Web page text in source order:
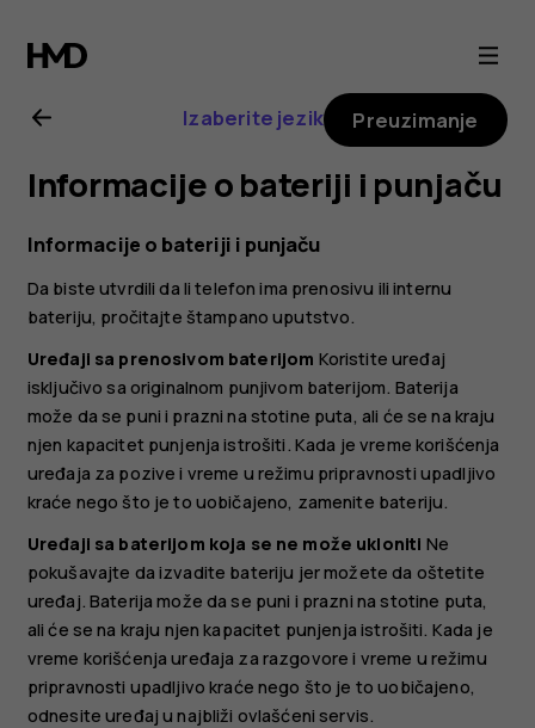
Uputstvo
za
korisnike
za
HMD
Pulse
Pro
Izaberite jezik Preuzimanje
Informacije o bateriji i punjaču
Informacije o bateriji i punjaču
Da biste utvrdili da li telefon ima prenosivu ili internu
bateriju, pročitajte štampano uputstvo.
Uređaji sa prenosivom baterijom Koristite uređaj
isključivo sa originalnom punjivom baterijom. Baterija
može da se puni i prazni na stotine puta, ali će se na kraju
njen kapacitet punjenja istrošiti. Kada je vreme korišćenja
uređaja za pozive i vreme u režimu pripravnosti upadljivo
kraće nego što je to uobičajeno, zamenite bateriju.
Uređaji sa baterijom koja se ne može ukloniti Ne
pokušavajte da izvadite bateriju jer možete da oštetite
uređaj. Baterija može da se puni i prazni na stotine puta,
ali će se na kraju njen kapacitet punjenja istrošiti. Kada je
vreme korišćenja uređaja za razgovore i vreme u režimu
pripravnosti upadljivo kraće nego što je to uobičajeno,
odnesite uređaj u najbliži ovlašćeni servis.